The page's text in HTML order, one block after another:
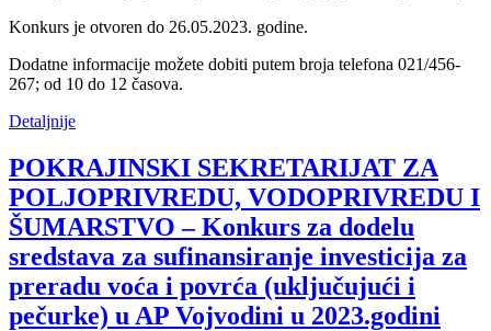
Konkurs je otvoren do 26.05.2023. godine.
Dodatne informacije možete dobiti putem broja telefona 021/456-
267; od 10 do 12 časova.
Detaljnije
POKRAJINSKI SEKRETARIJAT ZA
POLJOPRIVREDU, VODOPRIVREDU I
ŠUMARSTVO – Konkurs za dodelu
sredstava za sufinansiranje investicija za
preradu voća i povrća (uključujući i
pečurke) u AP Vojvodini u 2023.godini